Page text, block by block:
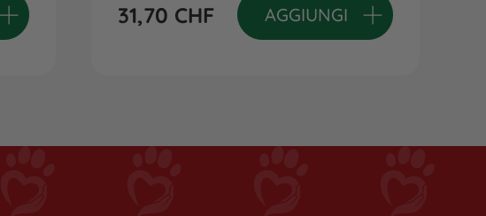
31,70 CHF AGGIUNGI